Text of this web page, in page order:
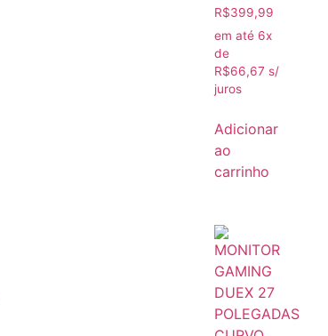
R$399,99
em até 6x
de
R$66,67 s/
juros
Adicionar
ao
carrinho